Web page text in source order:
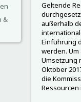
&
Geltende
außerhalb
Einführung
werden.
Umsetzung
Oktober
die